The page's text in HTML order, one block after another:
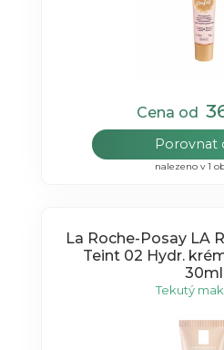
Cena od
Porovnat
nalezeno v 1
La Roche-Posay LA ROCHE Toleriane
Teint 02 Hydr.
30ml
Tekutý